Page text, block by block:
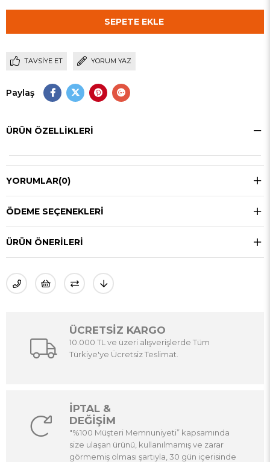
TAVSIYE ET YORUM YAZ
Paylaş
ÜRÜN ÖZELLIKLERI
YORUMLAR(0)
ÖDEME SEÇENEKLERI
ÜRÜN ÖNERILERI
ÜCRETSİZ KARGO
10.000 TL ve üzeri alışverişlerde Tüm
Türkiye'ye Ücretsiz Teslimat.
İPTAL &
DEĞİŞİM
"%100 Müşteri Memnuniyeti” kapsamında
size ulaşan ürünü, kullanılmamış ve zarar
görmemiş olması şartıyla, 30 gün içerisinde